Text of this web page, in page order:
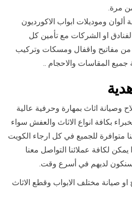
من مرة.
وموديلات ابواب الاكورديون
الفنادق او الشركات مع تأمين كل
من مفاتيح واقفال ومسكات وتركيب
جميع المقاسات والاحجام ..
وصيانة اثاث بمهارة وحرفية عالية
بكافة انواع الاثاث والعفش سواء
متوافرة للجميع في كل ارجاء الكويت
يمكن لكافة عملائنا التواصل معنا
لديهم في أسرع وقت.
صيانة مختلف الابواب وقطع الاثاث